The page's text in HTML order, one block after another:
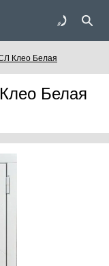
Клео Белая
Белая